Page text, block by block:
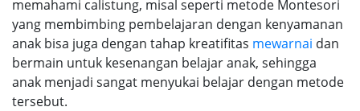
memahami calistung, misal seperti metode Montesori
yang membimbing pembelajaran dengan kenyamanan
anak bisa juga dengan tahap kreatifitas mewarnai dan
bermain untuk kesenangan belajar anak, sehingga
anak menjadi sangat menyukai belajar dengan metode
tersebut.